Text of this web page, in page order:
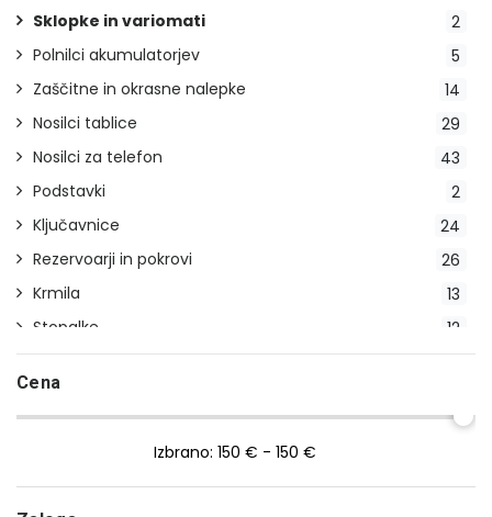
2
Sklopke in variomati
5
Polnilci akumulatorjev
14
Zaščitne in okrasne nalepke
29
Nosilci tablice
43
Nosilci za telefon
2
Podstavki
24
Ključavnice
26
Rezervoarji in pokrovi
13
Krmila
12
Stopalke
2
Indikatorji prestav
Stojala
20
Cena
Izbrano: 150 € - 150 €